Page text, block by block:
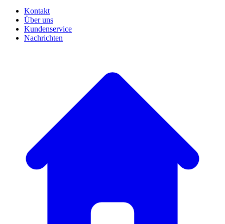
Kontakt
Über uns
Kundenservice
Nachrichten